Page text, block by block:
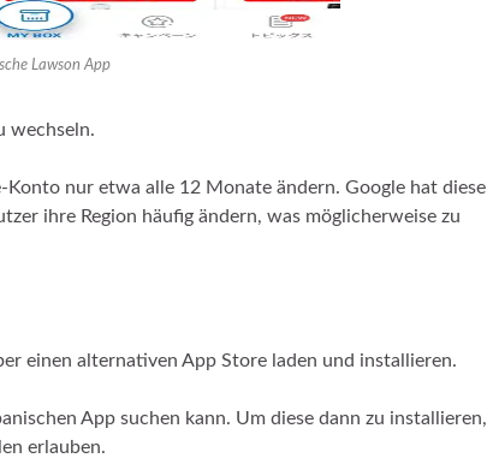
Lawson App
wechseln.
nur etwa alle 12 Monate ändern. Google hat diese
ihre Region häufig ändern, was möglicherweise zu
einen alternativen App Store laden und installieren.
App suchen kann. Um diese dann zu installieren,
erlauben.